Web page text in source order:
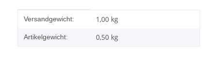
Produkteigenschaft
Wert
Versandgewicht: 1,00 kg
Artikelgewicht: 0,50 kg